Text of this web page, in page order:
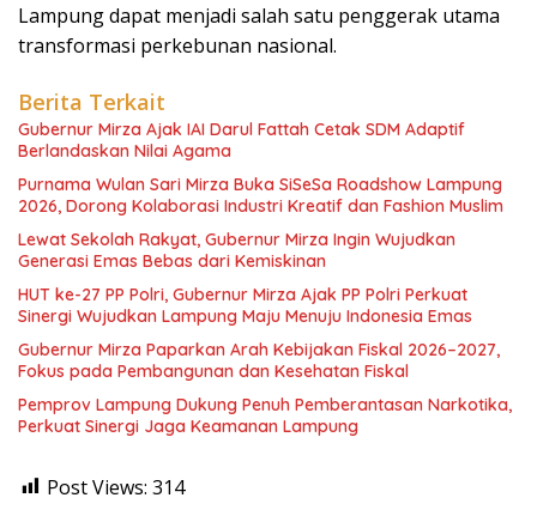
Lampung dapat menjadi salah satu penggerak utama
transformasi perkebunan nasional.
Berita Terkait
Gubernur Mirza Ajak IAI Darul Fattah Cetak SDM Adaptif
Berlandaskan Nilai Agama
Purnama Wulan Sari Mirza Buka SiSeSa Roadshow Lampung
2026, Dorong Kolaborasi Industri Kreatif dan Fashion Muslim
Lewat Sekolah Rakyat, Gubernur Mirza Ingin Wujudkan
Generasi Emas Bebas dari Kemiskinan
HUT ke-27 PP Polri, Gubernur Mirza Ajak PP Polri Perkuat
Sinergi Wujudkan Lampung Maju Menuju Indonesia Emas
Gubernur Mirza Paparkan Arah Kebijakan Fiskal 2026–2027,
Fokus pada Pembangunan dan Kesehatan Fiskal
Pemprov Lampung Dukung Penuh Pemberantasan Narkotika,
Perkuat Sinergi Jaga Keamanan Lampung
Post Views: 314